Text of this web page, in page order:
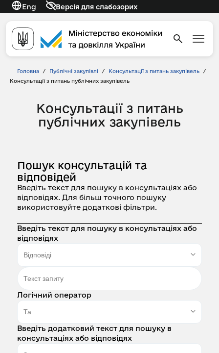
Eng Версія для слабозорих
Головна / Публічні закупівлі / Консультації з питань закупівель
/
Консультації з питань публічних закупівель
Консультації з питань
публічних закупівель
Пошук консультацій та
відповідей
Введіть текст для пошуку в консультаціях або
відповідях. Для більш точного пошуку
використовуйте додаткові фільтри.
Введіть текст для пошуку в консультаціях або
відповідях
Логічний оператор
Введіть додатковий текст для пошуку в
консультаціях або відповідях